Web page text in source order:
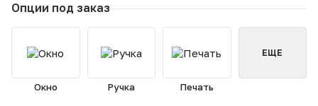
Опции под заказ
Окно Ручка Печать
ЕЩЕ